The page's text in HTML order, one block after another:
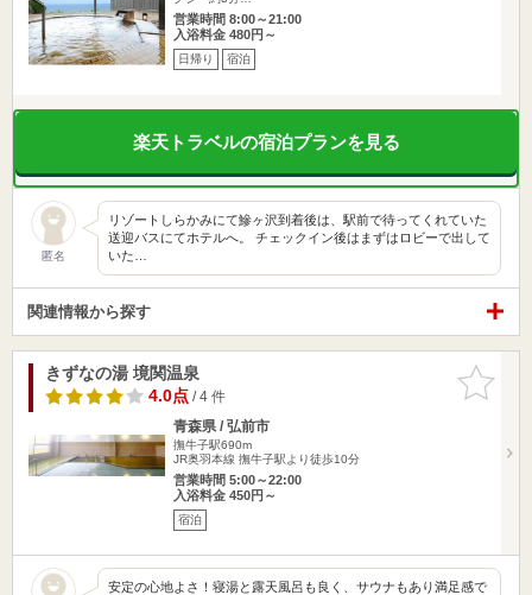
営業時間 8:00～21:00
入浴料金 480円～
日帰り 宿泊
楽天トラベルの宿泊プランを見る
匿名
リゾートしらかみにて鰺ヶ沢到着後は、駅前で待ってくれていた
送迎バスにてホテルへ。 チェックイン後はまずはロビーで出して
いた…
関連情報から探す
お気に入
りに追加
きずなの湯 境関温泉
4.0点/ 4 件
青森県 / 弘前市
撫牛子駅690m
JR奥羽本線 撫牛子駅より徒歩10分
営業時間 5:00～22:00
入浴料金 450円～
宿泊
安定の心地よさ！寝湯と露天風呂も良く、サウナもあり満足感で